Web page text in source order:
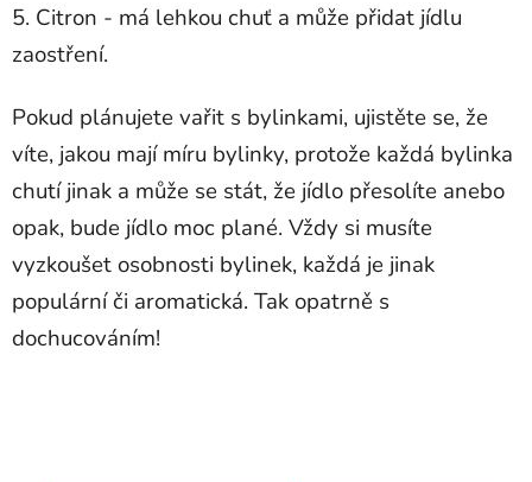
5. Citron - má lehkou chuť a může přidat jídlu
zaostření.
Pokud plánujete vařit s bylinkami, ujistěte se, že
víte, jakou mají míru bylinky, protože každá bylinka
chutí jinak a může se stát, že jídlo přesolíte anebo
opak, bude jídlo moc plané. Vždy si musíte
vyzkoušet osobnosti bylinek, každá je jinak
populární či aromatická. Tak opatrně s
dochucováním!